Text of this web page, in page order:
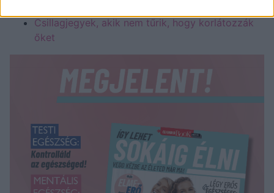
Csillagjegyek, akik nem tűrik, hogy korlátozzák
őket